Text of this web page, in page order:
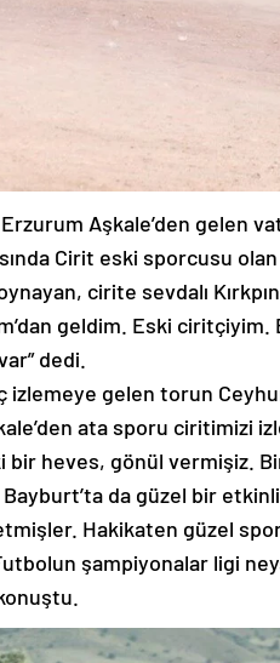
Aşkale’den gelen
Cirit eski sporcusu olan
cirite sevdalı
geldim. Eski ciritçiyim.
dedi.
izlemeye gelen torun
ata sporu ciritimizi
bir heves, gönül vermişiz.
Bayburt’ta da güzel bir
Hakikaten güzel
şampiyonalar ligi